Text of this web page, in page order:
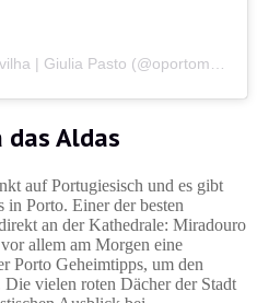
A post shared by Oportomaravilha | Giulia Pasto (@oportomaravilha)
das Aldas
auf Portugiesisch und es gibt
Porto. Einer der besten
an der Kathedrale: Miradouro
allem am Morgen eine
Porto Geheimtipps, um den
Die vielen roten Dächer der Stadt